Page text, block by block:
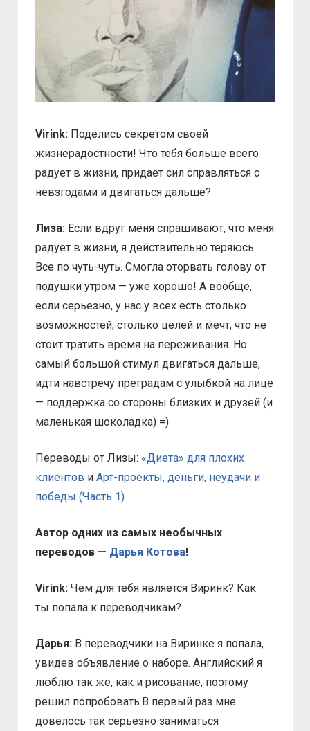
Virink: Поделись секретом своей
жизнерадостности! Что тебя больше всего
радует в жизни, придает сил справляться с
невзгодами и двигаться дальше?
Лиза: Если вдруг меня спрашивают, что меня
радует в жизни, я действительно теряюсь.
Все по чуть-чуть. Смогла оторвать голову от
подушки утром — уже хорошо! А вообще,
если серьезно, у нас у всех есть столько
возможностей, столько целей и мечт, что не
стоит тратить время на переживания. Но
самый большой стимул двигаться дальше,
идти навстречу преградам с улыбкой на лице
— поддержка со стороны близких и друзей (и
маленькая шоколадка) =)
Переводы от Лизы: «Диета» для плохих
клиентов и Арт-проекты, деньги, неудачи и
победы (Часть 1)
Автор одних из самых необычных
переводов — Дарья Котова!
Virink: Чем для тебя является Виринк? Как
ты попала к переводчикам?
Дарья: В переводчики на Виринке я попала,
увидев объявление о наборе. Английский я
люблю так же, как и рисование, поэтому
решил попробовать.В первый раз мне
довелось так серьезно заниматься